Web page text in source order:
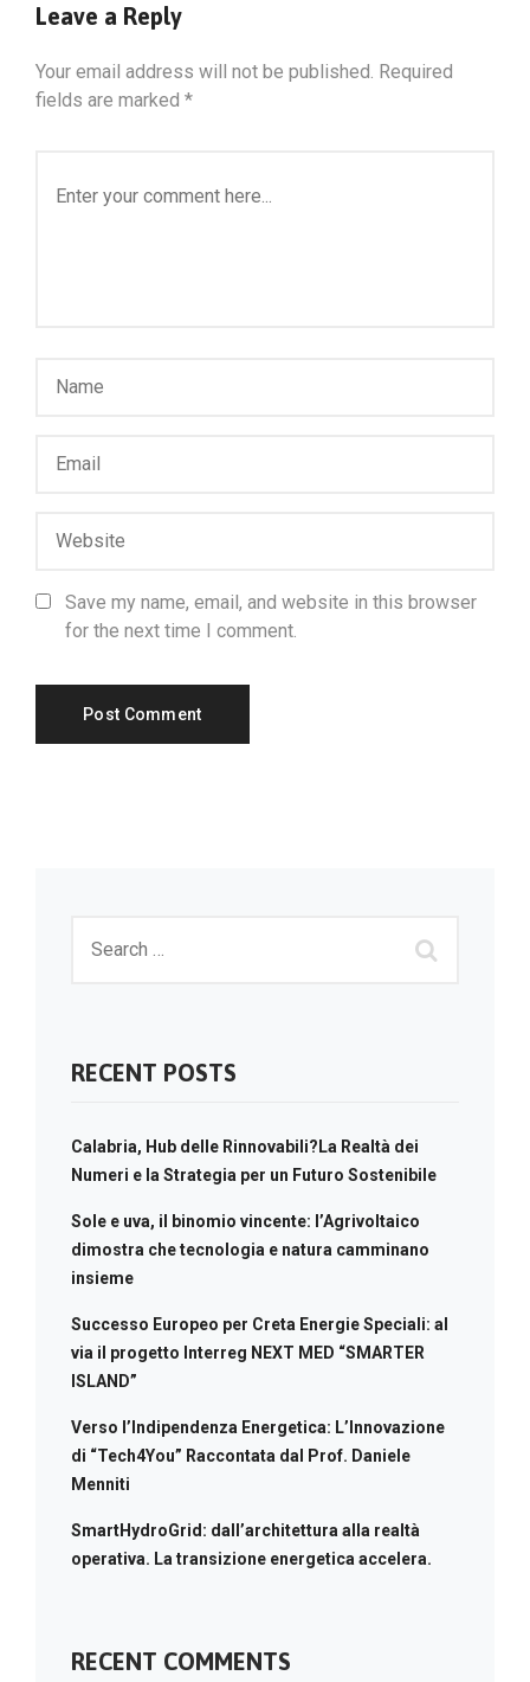
Leave a Reply
Your email address will not be published. Required
fields are marked *
Save my name, email, and website in this browser
for the next time I comment.
RECENT POSTS
Calabria, Hub delle Rinnovabili?La Realtà dei
Numeri e la Strategia per un Futuro Sostenibile
Sole e uva, il binomio vincente: l’Agrivoltaico
dimostra che tecnologia e natura camminano
insieme
Successo Europeo per Creta Energie Speciali: al
via il progetto Interreg NEXT MED “SMARTER
ISLAND”
Verso l’Indipendenza Energetica: L’Innovazione
di “Tech4You” Raccontata dal Prof. Daniele
Menniti
SmartHydroGrid: dall’architettura alla realtà
operativa. La transizione energetica accelera.
RECENT COMMENTS